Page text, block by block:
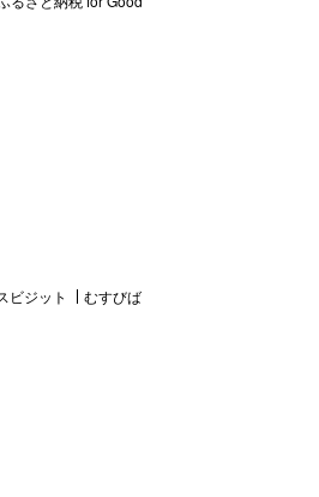
ビジット むすびば